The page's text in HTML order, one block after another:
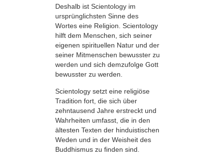
Deshalb ist Scientology im
ursprünglichsten Sinne des
Wortes eine Religion. Scientology
hilft dem Menschen, sich seiner
eigenen spirituellen Natur und der
seiner Mitmenschen bewusster zu
werden und sich demzufolge Gott
bewusster zu werden.
Scientology setzt eine religiöse
Tradition fort, die sich über
zehntausend Jahre erstreckt und
Wahrheiten umfasst, die in den
ältesten Texten der hinduistischen
Weden und in der Weisheit des
Buddhismus zu finden sind.